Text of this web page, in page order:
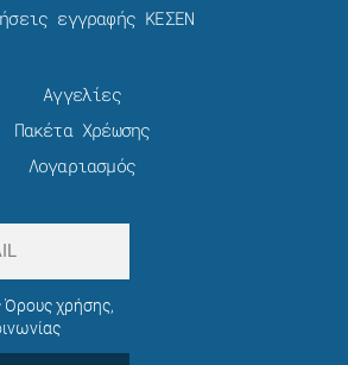
εγγραφής ΚΕΣΕΝ
Αγγελίες
Πακέτα Χρέωσης​
Λογαριασμός
χρήσης,